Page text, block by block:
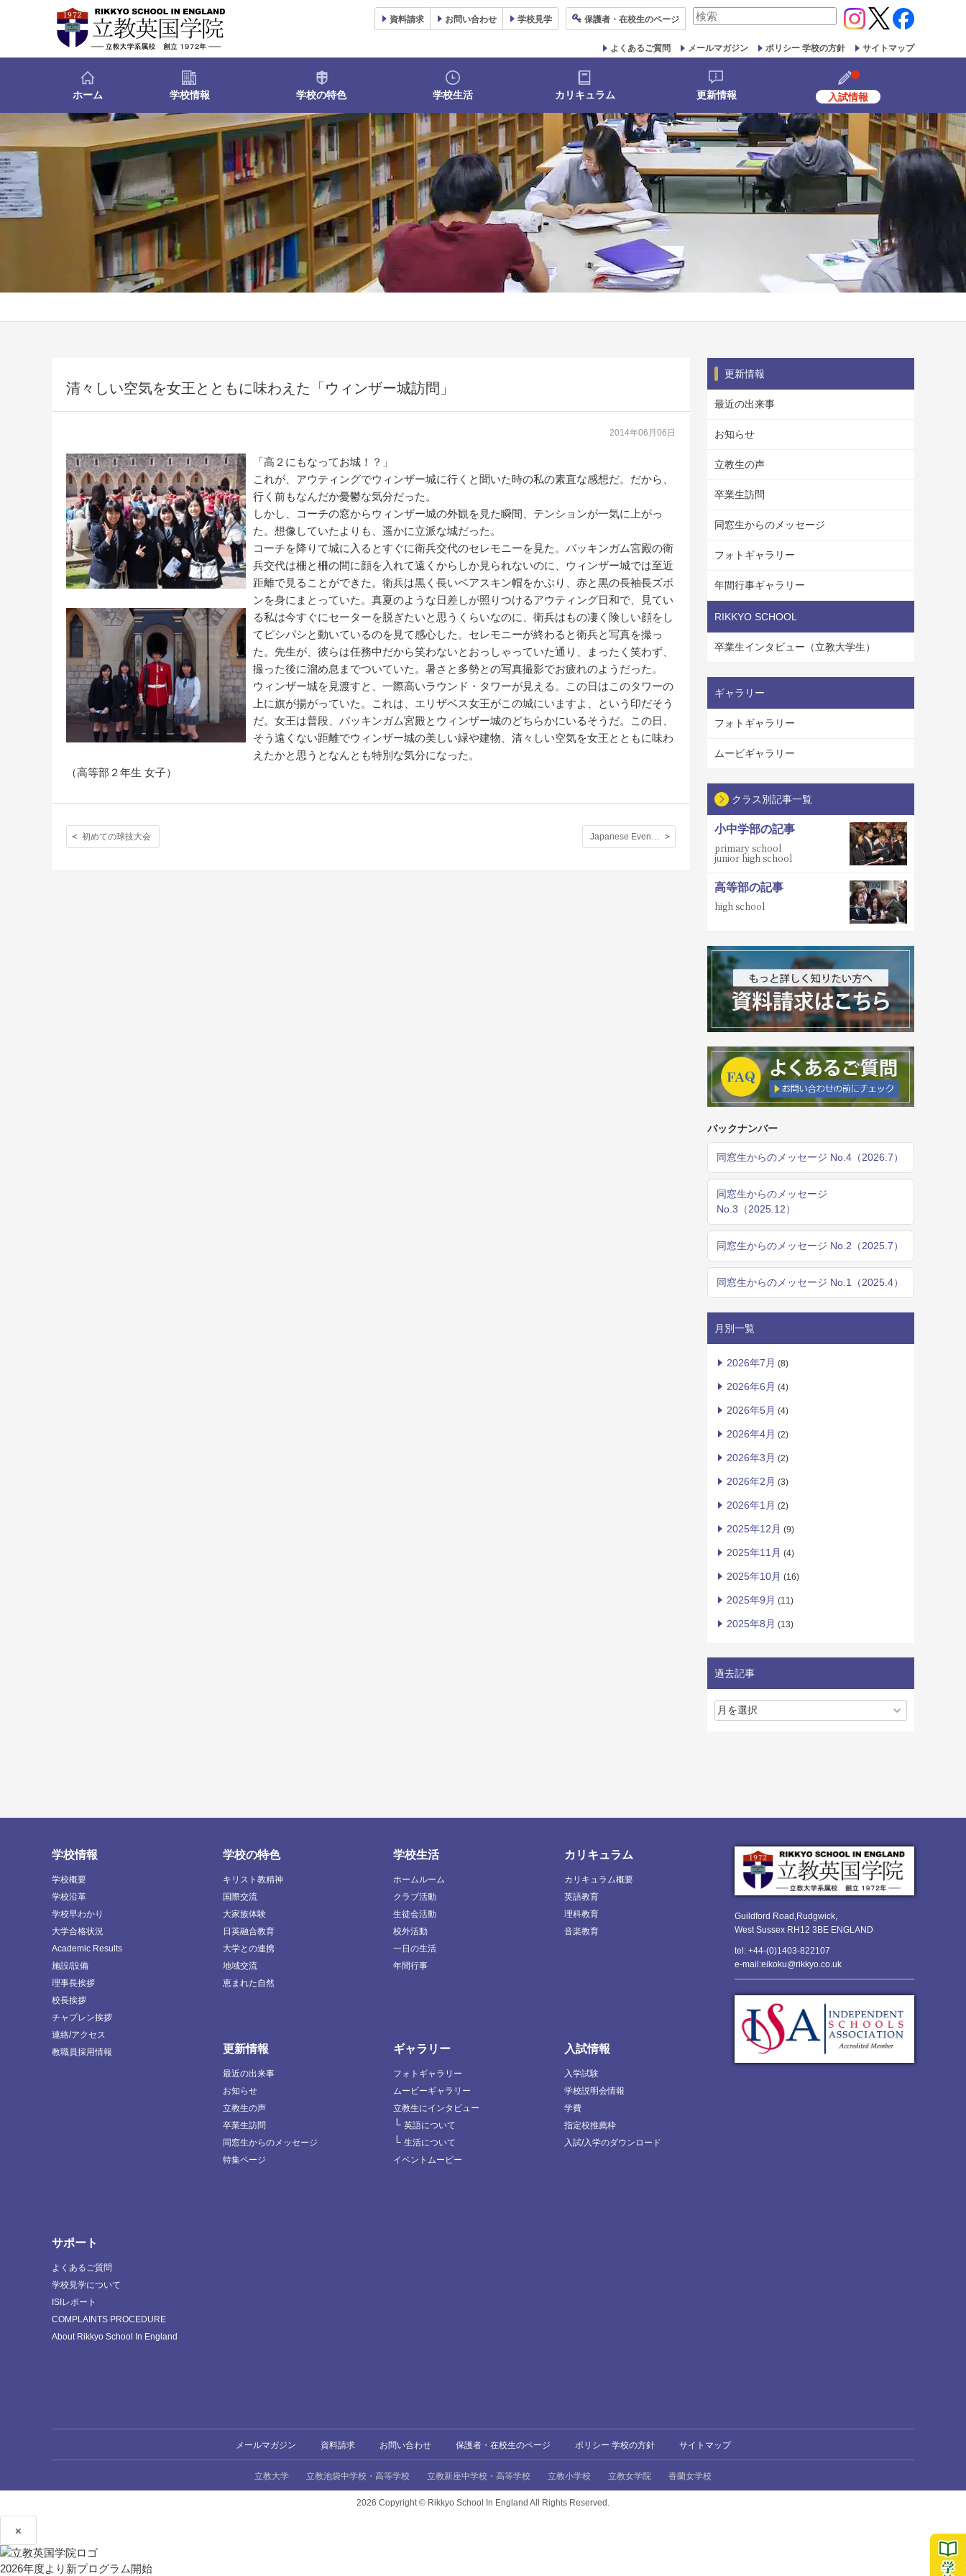
資料請求 お問い合わせ 学校見学 保護者 ・在校生のページ
検
対
象:
よくあるご質問 メールマガジン ポリシー 学校の方針 サイトマップ
ホーム 学校情報 学校の特色 学校生活 カリキュラム 更新情報 入試情報
清々しい空気を女王とともに味わえた「ウィンザー城訪問」
2014年06月06日
「高２にもなってお城！？」
これが、アウティングでウィンザー城に行くと聞いた時の私の素直な感想だ。だから、
行く前もなんだか憂鬱な気分だった。
しかし、コーチの窓からウィンザー城の外観を見た瞬間、テンションが一気に上がっ
た。想像していたよりも、遥かに立派な城だった。
コーチを降りて城に入るとすぐに衛兵交代のセレモニーを見た。バッキンガム宮殿の衛
兵交代は柵と柵の間に顔を入れて遠くからしか見られないのに、ウィンザー城では至近
距離で見ることができた。衛兵は黒く長いベアスキン帽をかぶり、赤と黒の長袖長ズボ
ンを身にまとっていた。真夏のような日差しが照りつけるアウティング日和で、見てい
る私は今すぐにセーターを脱ぎたいと思うくらいなのに、衛兵はもの凄く険しい顔をし
てピシパシと動いているのを見て感心した。セレモニーが終わると衛兵と写真を撮っ
た。先生が、彼らは任務中だから笑わないとおっしゃっていた通り、まったく笑わず、
撮った後に溜め息までついていた。暑さと多勢との写真撮影でお疲れのようだった。
ウィンザー城を見渡すと、一際高いラウンド・タワーが見える。この日はこのタワーの
上に旗が揚がっていた。これは、エリザベス女王がこの城にいますよ、という印だそう
だ。女王は普段、バッキンガム宮殿とウィンザー城のどちらかにいるそうだ。この日、
そう遠くない距離でウィンザー城の美しい緑や建物、清々しい空気を女王とともに味わ
えたかと思うとなんとも特別な気分になった。
（高等部２年生 女子）
初めての球技大会 Japanese Evening：イギリスの人に日本の文化を分かってもらえてとてもうれしかった。
更新情報
最近の出来事
お知らせ
立教生の声
卒業生訪問
同窓生からのメッセージ
フォトギャラリー
年間行事ギャラリー
RIKKYO SCHOOL
卒業生インタビュー（立教大学生）
ギャラリー
フォトギャラリー
ムービギャラリー
クラス別記事一覧
小中学部の記事
primary school
junior high school
高等部の記事
high school
バックナンバー
同窓生からのメッセージ No.4（2026.7）
同窓生からのメッセージ
No.3（2025.12）
同窓生からのメッセージ No.2（2025.7）
同窓生からのメッセージ No.1（2025.4）
月別一覧
2026年7月 (8)
2026年6月 (4)
2026年5月 (4)
2026年4月 (2)
2026年3月 (2)
2026年2月 (3)
2026年1月 (2)
2025年12月 (9)
2025年11月 (4)
2025年10月 (16)
2025年9月 (11)
2025年8月 (13)
過去記事
Guildford Road,Rudgwick,
West Sussex RH12 3BE ENGLAND
tel: +44-(0)1403-822107
e-mail:eikoku@rikkyo.co.uk
学校情報
学校概要
学校沿革
学校早わかり
大学合格状況
Academic Results
施設/設備
理事長挨拶
校長挨拶
チャプレン挨拶
連絡/アクセス
教職員採用情報
学校の特色
キリスト教精神
国際交流
大家族体験
日英融合教育
大学との連携
地域交流
恵まれた自然
学校生活
ホームルーム
クラブ活動
生徒会活動
校外活動
一日の生活
年間行事
カリキュラム
カリキュラム概要
英語教育
理科教育
音楽教育
更新情報
最近の出来事
お知らせ
立教生の声
卒業生訪問
同窓生からのメッセージ
特集ページ
ギャラリー
フォトギャラリー
ムービーギャラリー
立教生にインタビュー
└ 英語について
└ 生活について
イベントムービー
入試情報
入学試験
学校説明会情報
学費
指定校推薦枠
入試/入学のダウンロード
サポート
よくあるご質問
学校見学について
ISIレポート
COMPLAINTS PROCEDURE
About Rikkyo School In England
メールマガジン 資料請求 お問い合わせ 保護者・在校生のページ ポリシー 学校の方針 サイトマップ
立教大学 立教池袋中学校・高等学校 立教新座中学校・高等学校 立教小学校 立教女学院 香蘭女学校
2026 Copyright © Rikkyo School In England All Rights Reserved.
×
2026年度より新プログラム開始